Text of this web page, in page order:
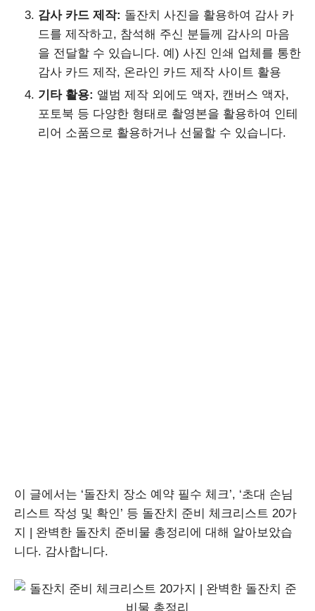
감사 카드 제작: 돌잔치 사진을 활용하여 감사 카
드를 제작하고, 참석해 주신 분들께 감사의 마음
을 전달할 수 있습니다. 예) 사진 인쇄 업체를 통한
감사 카드 제작, 온라인 카드 제작 사이트 활용
기타 활용: 앨범 제작 외에도 액자, 캔버스 액자,
포토북 등 다양한 형태로 촬영본을 활용하여 인테
리어 소품으로 활용하거나 선물할 수 있습니다.
이 글에서는 ‘돌잔치 장소 예약 필수 체크’, ‘초대 손님
리스트 작성 및 확인’ 등 돌잔치 준비 체크리스트 20가
지 | 완벽한 돌잔치 준비물 총정리에 대해 알아보았습
니다. 감사합니다.